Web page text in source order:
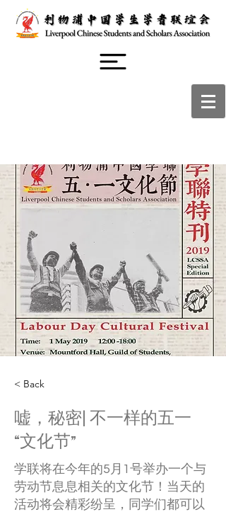
< Back
嘘，秘密| 不一样的五一
“文化节”
学联将在今年的5月1号举办一个与
劳动节息息相关的文化节！当天的
活动将会精彩纷呈，同学们都可以